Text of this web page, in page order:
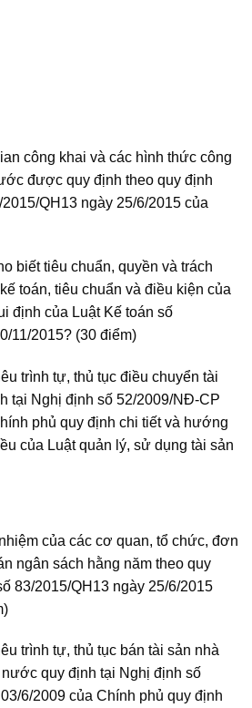
công khai và các hình thức công
được quy định theo quy định
QH13 ngày 25/6/2015 của
biết tiêu chuẩn, quyền và trách
toán, tiêu chuẩn và điều kiện của
định của Luật Kế toán số
11/2015? (30 điểm)
trình tự, thủ tục điều chuyển tài
tại Nghị định số 52/2009/NĐ-CP
phủ quy định chi tiết và hướng
của Luật quản lý, sử dụng tài sản
của các cơ quan, tổ chức, đơn
ngân sách hằng năm theo quy
83/2015/QH13 ngày 25/6/2015
trình tự, thủ tục bán tài sản nhà
quy định tại Nghị định số
6/2009 của Chính phủ quy định